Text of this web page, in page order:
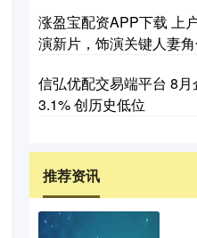
涨盈宝配资APP下载 上
演新片，饰演关键人妻
信弘优配交易端平台 8
3.1% 创历史低位
推荐资讯